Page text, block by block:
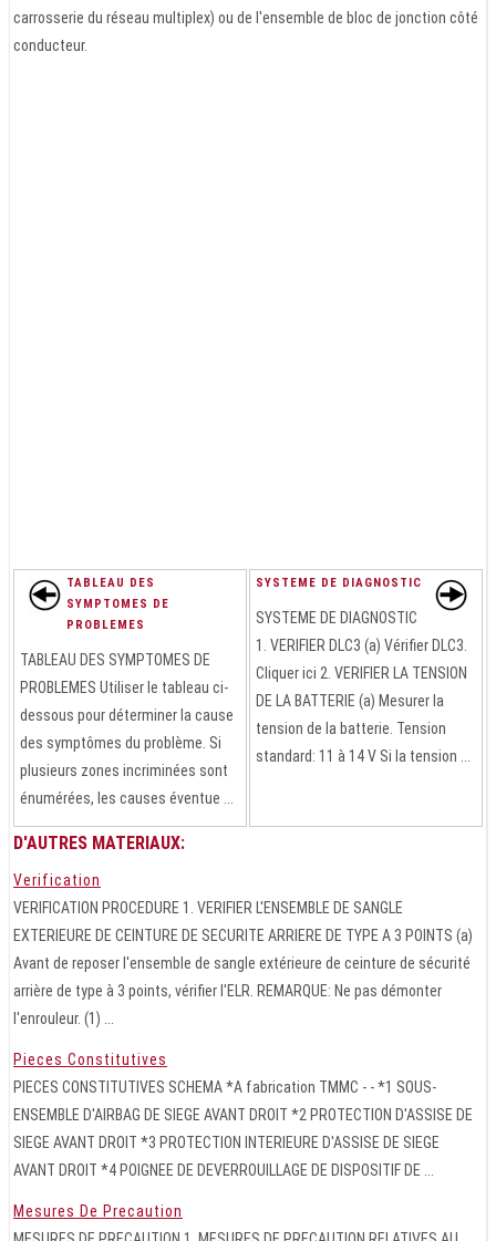
carrosserie du réseau multiplex) ou de l'ensemble de bloc de jonction côté
conducteur.
TABLEAU DES
SYMPTOMES DE
PROBLEMES
TABLEAU DES SYMPTOMES DE
PROBLEMES Utiliser le tableau ci-
dessous pour déterminer la cause
des symptômes du problème. Si
plusieurs zones incriminées sont
énumérées, les causes éventue ...
SYSTEME DE DIAGNOSTIC
SYSTEME DE DIAGNOSTIC
1. VERIFIER DLC3 (a) Vérifier DLC3.
Cliquer ici 2. VERIFIER LA TENSION
DE LA BATTERIE (a) Mesurer la
tension de la batterie. Tension
standard: 11 à 14 V Si la tension ...
D'AUTRES MATERIAUX:
Verification
VERIFICATION PROCEDURE 1. VERIFIER L'ENSEMBLE DE SANGLE
EXTERIEURE DE CEINTURE DE SECURITE ARRIERE DE TYPE A 3 POINTS (a)
Avant de reposer l'ensemble de sangle extérieure de ceinture de sécurité
arrière de type à 3 points, vérifier l'ELR. REMARQUE: Ne pas démonter
l'enrouleur. (1) ...
Pieces Constitutives
PIECES CONSTITUTIVES SCHEMA *A fabrication TMMC - - *1 SOUS-
ENSEMBLE D'AIRBAG DE SIEGE AVANT DROIT *2 PROTECTION D'ASSISE DE
SIEGE AVANT DROIT *3 PROTECTION INTERIEURE D'ASSISE DE SIEGE
AVANT DROIT *4 POIGNEE DE DEVERROUILLAGE DE DISPOSITIF DE ...
Mesures De Precaution